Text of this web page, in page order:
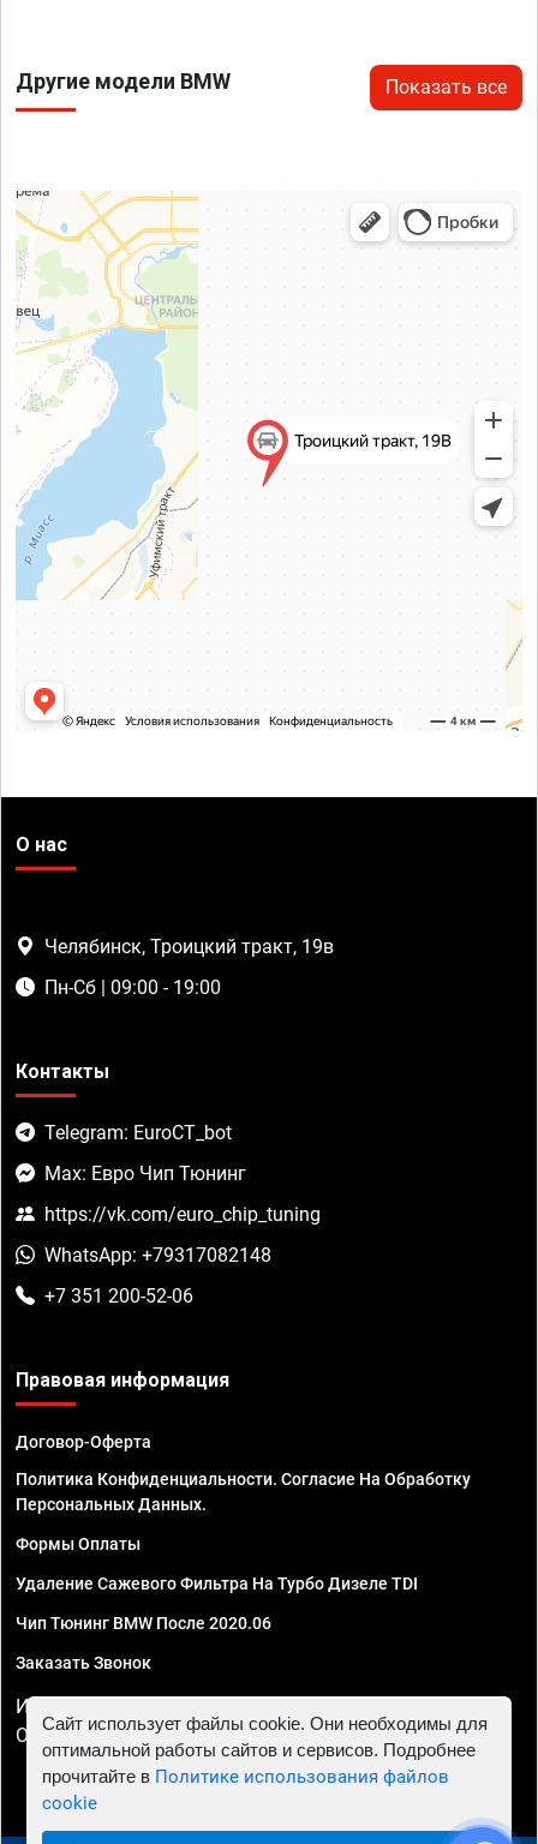
Другие модели BMW Показать все
О нас
Челябинск, Троицкий тракт, 19в
Пн-Сб | 09:00 - 19:00
Контакты
Telegram: EuroCT_bot
Max: Евро Чип Тюнинг
https://vk.com/euro_chip_tuning
WhatsApp: +79317082148
+7 351 200-52-06
Правовая информация
Договор-Оферта
Политика Конфиденциальности. Согласие На Обработку
Персональных Данных.
Формы Оплаты
Удаление Сажевого Фильтра На Турбо Дизеле TDI
Чип Тюнинг BMW После 2020.06
Заказать Звонок
ИП Смирнов Георгий Павлович. ИНН 781302555843,
ОГРНИП 324470400032610
Сайт использует файлы cookie. Они необходимы для
оптимальной работы сайтов и сервисов. Подробнее
прочитайте в Политике использования файлов
cookie